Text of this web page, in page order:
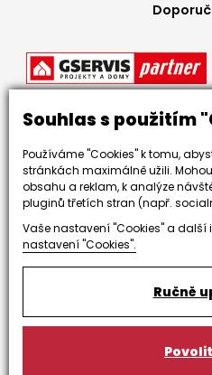
Souhlas s použitím
Používáme "Cookies" k tomu,
stránkách maximálně užili.
obsahu a reklam, k analýze
pluginů třetích stran (např.
Vaše nastavení "Cookies" a
nastavení "Cookies".
Ručně
Zaujali